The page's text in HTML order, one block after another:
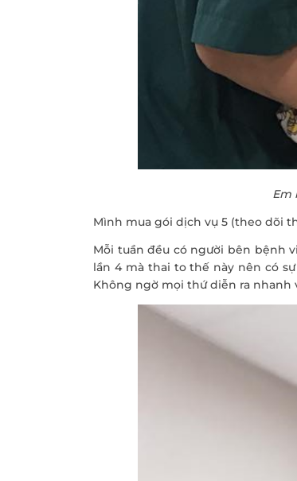
Em
Mình mua gói dịch vụ 5 (theo dõi
Mỗi tuần đều có người bên bệnh
lần 4 mà thai to thế này nên có
Không ngờ mọi thứ diễn ra nhanh